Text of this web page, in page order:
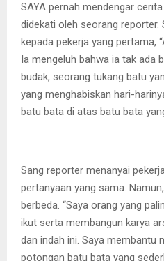
SAYA pernah mendengar
didekati oleh seorang reporter.
kepada pekerja yang pertama,
Ia mengeluh bahwa ia tak ada
budak, seorang tukang batu
yang menghabiskan hari-
batu bata di atas batu bata
Sang reporter menanyai
pertanyaan yang sama.
berbeda. “Saya orang yang
ikut serta membangun karya
dan indah ini. Saya membantu
potongan batu bata yang